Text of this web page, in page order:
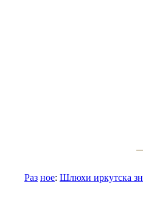
Раз ное: Шлюхи иркутска